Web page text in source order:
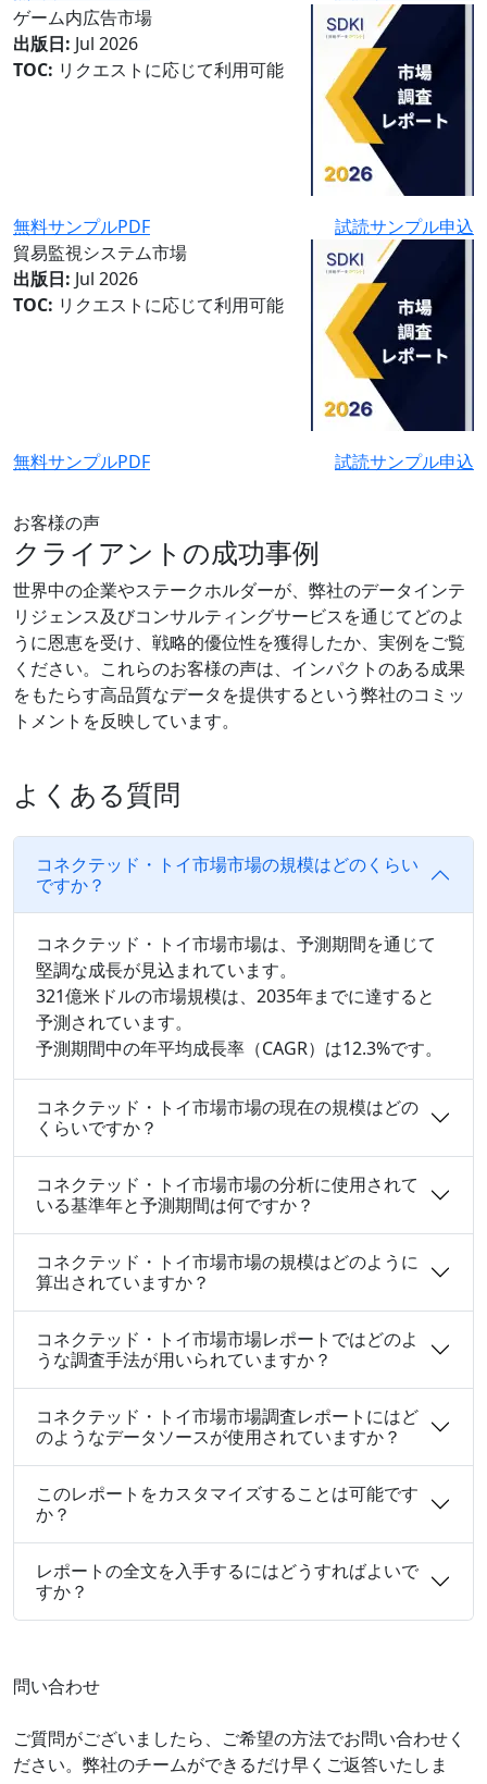
ゲーム内広告市場
出版日: Jul 2026
TOC: リクエストに応じて利用可能
無料サンプルPDF
試読サンプル申込
貿易監視システム市場
出版日: Jul 2026
TOC: リクエストに応じて利用可能
無料サンプルPDF 試読サンプル申込
お客様の声
クライアントの成功事例
世界中の企業やステークホルダーが、弊社のデータインテ
リジェンス及びコンサルティングサービスを通じてどのよ
うに恩恵を受け、戦略的優位性を獲得したか、実例をご覧
ください。これらのお客様の声は、インパクトのある成果
をもたらす高品質なデータを提供するという弊社のコミッ
トメントを反映しています。
よくある質問
コネクテッド・トイ市場市場の規模はどのくらい
ですか？
コネクテッド・トイ市場市場は、予測期間を通じて
堅調な成長が見込まれています。
321億米ドルの市場規模は、2035年までに達すると
予測されています。
予測期間中の年平均成長率（CAGR）は12.3%です。
コネクテッド・トイ市場市場の現在の規模はどの
くらいですか？
コネクテッド・トイ市場市場の分析に使用されて
いる基準年と予測期間は何ですか？
コネクテッド・トイ市場市場の規模はどのように
算出されていますか？
コネクテッド・トイ市場市場レポートではどのよ
うな調査手法が用いられていますか？
コネクテッド・トイ市場市場調査レポートにはど
のようなデータソースが使用されていますか？
このレポートをカスタマイズすることは可能です
か？
レポートの全文を入手するにはどうすればよいで
すか？
問い合わせ
ご質問がございましたら、ご希望の方法でお問い合わせく
ださい。弊社のチームができるだけ早くご返答いたしま